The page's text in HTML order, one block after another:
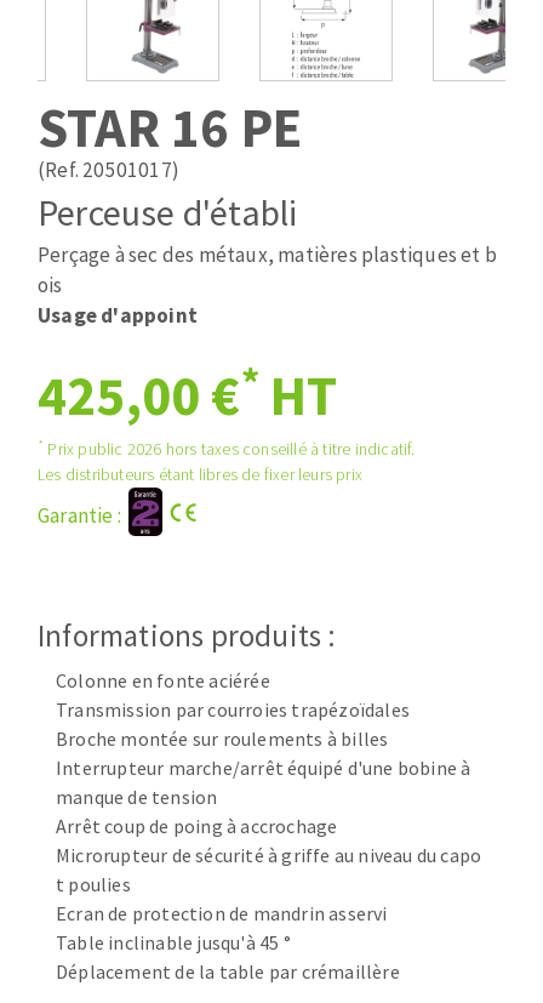
Pose des joints
Nettoyage
Mèches
Fraises carbure
Fers et plaquettes
Lames de scie à ruban
ABRASIFS APPLIQUÉS
Disques auto-agrippant
Patins
Disques fibre et papier
Bandes abrasives
Feuilles 230 x 280 mm
Eponges abrasive
DISQUES ABRASIFS
Disques abrasifs agglomérés
TRAITEMENT DE SURFACE
Disques à lamelles
Meules sur tige
Brosses
Meules de tourets
Feutres à polir
Bandes sans fin
Rouleaux d'atelier
NETTOYAGE
Aspirateurs
MACHINES POUR LE TRAVAIL DU MÉTAL
Tronçonneuses
Scies à ruban
Perceuses
STAR 16 PE
(Ref. 20501017)
Perceuse d'établi
Perçage à sec des métaux, matières plastiques et b
ois
Usage d'appoint
425,00 €* HT
* Prix public 2026 hors taxes conseillé à titre indicatif.
Les distributeurs étant libres de fixer leurs prix
Garantie :
Informations produits :
Colonne en fonte aciérée
Transmission par courroies trapézoïdales
Broche montée sur roulements à billes
Interrupteur marche/arrêt équipé d'une bobine à
manque de tension
Arrêt coup de poing à accrochage
Microrupteur de sécurité à griffe au niveau du capo
t poulies
Ecran de protection de mandrin asservi
Table inclinable jusqu'à 45 °
Déplacement de la table par crémaillère